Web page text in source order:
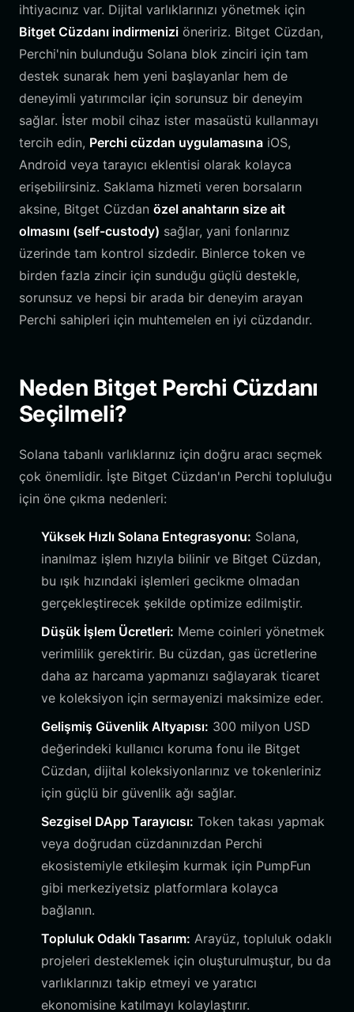
ihtiyacınız var. Dijital varlıklarınızı yönetmek için
Bitget Cüzdanı indirmenizi öneririz. Bitget Cüzdan,
Perchi'nin bulunduğu Solana blok zinciri için tam
destek sunarak hem yeni başlayanlar hem de
deneyimli yatırımcılar için sorunsuz bir deneyim
sağlar. İster mobil cihaz ister masaüstü kullanmayı
tercih edin, Perchi cüzdan uygulamasına iOS,
Android veya tarayıcı eklentisi olarak kolayca
erişebilirsiniz. Saklama hizmeti veren borsaların
aksine, Bitget Cüzdan özel anahtarın size ait
olmasını (self-custody) sağlar, yani fonlarınız
üzerinde tam kontrol sizdedir. Binlerce token ve
birden fazla zincir için sunduğu güçlü destekle,
sorunsuz ve hepsi bir arada bir deneyim arayan
Perchi sahipleri için muhtemelen en iyi cüzdandır.
Neden Bitget Perchi Cüzdanı
Seçilmeli?
Solana tabanlı varlıklarınız için doğru aracı seçmek
çok önemlidir. İşte Bitget Cüzdan'ın Perchi topluluğu
için öne çıkma nedenleri:
Yüksek Hızlı Solana Entegrasyonu: Solana,
inanılmaz işlem hızıyla bilinir ve Bitget Cüzdan,
bu ışık hızındaki işlemleri gecikme olmadan
gerçekleştirecek şekilde optimize edilmiştir.
Düşük İşlem Ücretleri: Meme coinleri yönetmek
verimlilik gerektirir. Bu cüzdan, gas ücretlerine
daha az harcama yapmanızı sağlayarak ticaret
ve koleksiyon için sermayenizi maksimize eder.
Gelişmiş Güvenlik Altyapısı: 300 milyon USD
değerindeki kullanıcı koruma fonu ile Bitget
Cüzdan, dijital koleksiyonlarınız ve tokenleriniz
için güçlü bir güvenlik ağı sağlar.
Sezgisel DApp Tarayıcısı: Token takası yapmak
veya doğrudan cüzdanınızdan Perchi
ekosistemiyle etkileşim kurmak için PumpFun
gibi merkeziyetsiz platformlara kolayca
bağlanın.
Topluluk Odaklı Tasarım: Arayüz, topluluk odaklı
projeleri desteklemek için oluşturulmuştur, bu da
varlıklarınızı takip etmeyi ve yaratıcı
ekonomisine katılmayı kolaylaştırır.